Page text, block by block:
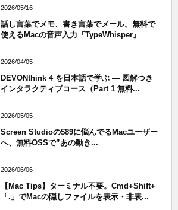
2026/05/16
話し言葉でメモ、書き言葉でメール。無料で
使えるMacの音声入力『TypeWhisper』
2026/04/05
DEVONthink 4 を日本語で学ぶ — 図解つき
インタラクティブコース（Part 1 無料...
2026/05/05
Screen Studioの$89に悩んでるMacユーザー
へ、無料OSSで”あの動き...
2026/06/06
【Mac Tips】ターミナル不要。Cmd+Shift+
「.」でMacの隠しファイルを表示・非表...